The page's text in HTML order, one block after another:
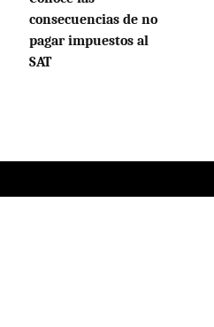
consecuencias de no
pagar impuestos al
SAT